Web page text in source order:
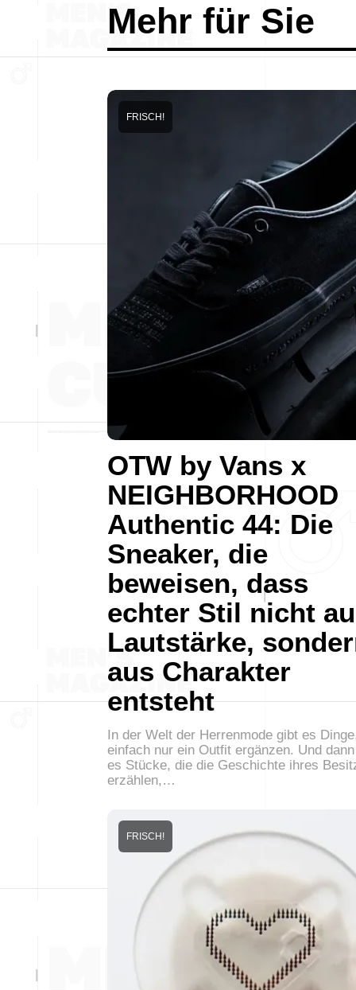
Mehr für Sie
OTW by Vans x
NEIGHBORHOOD
Authentic 44: Die
Sneaker, die
beweisen, dass
echter Stil nicht
Lautstärke,
aus Charakter
entsteht
FRISCH!
In der Welt der Herrenmode gibt es
einfach nur ein Outfit ergänzen. Und
es Stücke, die die Geschichte ihres
erzählen,…
FRISCH!